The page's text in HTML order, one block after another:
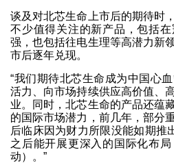
谈及对北芯生命上市后的期待时
不少值得关注的新产品，包括
强，也包括往电生理等高潜力新
市后逐年兑现。
“我们期待北芯生命成为中国心
活力、向市场持续供应高价值、
业。同时，北芯生命的产品还蕴
的国际市场潜力，前几年，部分
后临床因为财力所限没能如期推
之后能开展更深入的国际化布
动）。”